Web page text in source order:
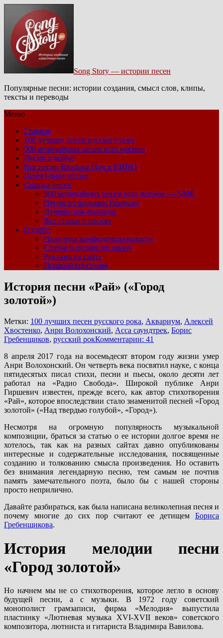
Song Story — истории песен
Популярные песни: истории создания, смысл слов, клипы,
тексты и переводы
Меню
Главная
100 лучших песен русского рока
500 величайших песен всех времен
Песни о войне
Все песни Виктора Цоя и КИНО
Новогодние песни
Списки песен
500 величайших песен всех времен — NME
Песни из фильмов Рязанова
Лучшие рок-баллады
Все статьи о песнях
О сайте
Политика конфиденциальности
Статьи о песнях по заказу
Реклама на сайте
Правообладателям
История песни «Рай» («Город
золотой»)
Метки: 100 лучших песен русского рока, Аквариум, Алексей
Хвостенко, Анри Волохонский, Асса саундтрек, Борис
Гребенщиков, русский рокКомментарии: 41
8 апреля 2017 года на восемьдесят втором году жизни умер
Анри Волохонский. Он четверть века посвятил науке, с конца
пятидесятых писал стихи, песни и пьесы, около десяти лет
работал на «Радио Свобода». Широкой публике Анри
Гиршевич известен, прежде всего, как автор стихотворения
«Рай», которое впоследствии стало знаменитой песней «Город
золотой» («Над твердью голубой», «Город»).
Несмотря на огромную популярность музыкальной
композиции, браться за статью о ее истории долгое время не
хотелось, так как на разных сайтах давно опубликованы
интересные и содержательные исследования, посвященные
созданию и толкованию смысла произведения. Но оставить
без внимания легендарную песню, тем самым не почтив
память замечательного поэта, было бы с нашей стороны
просто неприлично.
Давайте разбираться, как была написана великолепная песня и
почему многие до сих пор считают ее детищем Бориса
Гребенщикова.
История мелодии песни
«Город золотой»
Но начнем мы не со стихотворения, которое легло в основу
будущей песни, а с музыки. В 1972 году советский
монополист грамзаписи, фирма «Мелодия» выпустила
пластинку «Лютневая музыка XVI-XVII веков» советского
композитора, лютниста и гитариста Владимира Вавилова.